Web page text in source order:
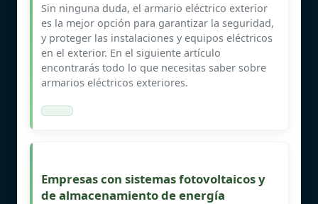
Sin ninguna duda, el armario eléctrico exterior
es la mejor opción para garantizar la seguridad,
y proteger las instalaciones y equipos eléctricos
en el exterior. En el siguiente artículo
encontrarás todo lo que necesitas saber sobre
armarios eléctricos exteriores.
Empresas con sistemas fotovoltaicos y
de almacenamiento de energía